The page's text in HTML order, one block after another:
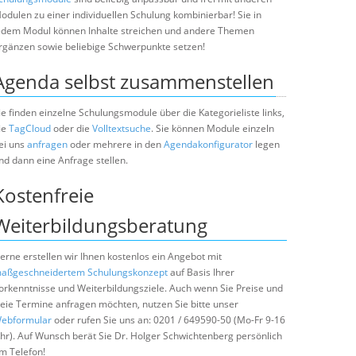
zu einer individuellen Schulung kombinierbar! Sie in
Modul können Inhalte streichen und andere Themen
sowie beliebige Schwerpunkte setzen!
selbst zusammenstellen
finden einzelne Schulungsmodule über die Kategorieliste links,
TagCloudoder die Volltextsuche. Sie können Module einzeln
uns anfragenoder mehrere in denAgendakonfigurator legen
dann eine Anfrage stellen.
erstellen wir Ihnen kostenlos ein Angebot mit
Schulungskonzeptauf Basis Ihrer
und Weiterbildungsziele. Auch wenn Sie Preise und
Termine anfragen möchten, nutzen Sie bitte unser
oder rufen Sie uns an: 0201 / 649590-50 (Mo-Fr 9-16
Auf Wunsch berät Sie Dr. Holger Schwichtenberg persönlich
Telefon!